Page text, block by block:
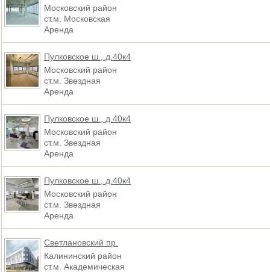
Московский район
ст.м. Московская
Аренда
Пулковское ш., д.40к4
Московский район
ст.м. Звездная
Аренда
Пулковское ш., д.40к4
Московский район
ст.м. Звездная
Аренда
Пулковское ш., д.40к4
Московский район
ст.м. Звездная
Аренда
Светлановский пр.
Калининский район
ст.м. Академическая